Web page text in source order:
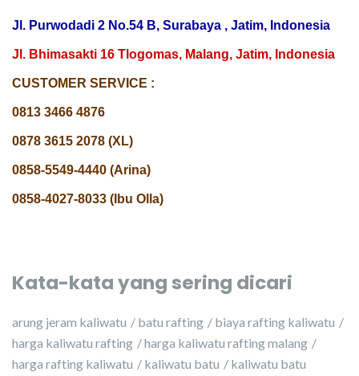
Jl. Purwodadi 2 No.54 B, Surabaya , Jatim, Indonesia
Jl. Bhimasakti 16 Tlogomas, Malang, Jatim, Indonesia
CUSTOMER SERVICE :
0813 3466 4876
0878 3615 2078 (XL)
0858-5549-4440 (Arina)
0858-4027-8033 (Ibu Olla)
Kata-kata yang sering dicari
arung jeram kaliwatu batu rafting
biaya rafting kaliwatu
harga kaliwatu rafting
harga kaliwatu rafting malang
harga rafting kaliwatu
kaliwatu batu
kaliwatu batu